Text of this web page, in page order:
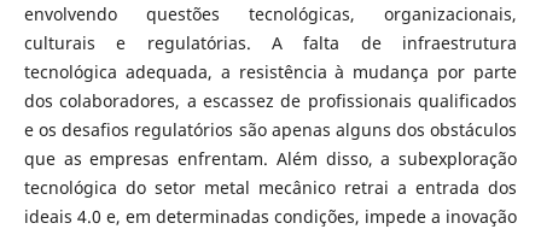
envolvendo questões tecnológicas, organizacionais,
culturais e regulatórias. A falta de infraestrutura
tecnológica adequada, a resistência à mudança por parte
dos colaboradores, a escassez de profissionais qualificados
e os desafios regulatórios são apenas alguns dos obstáculos
que as empresas enfrentam. Além disso, a subexploração
tecnológica do setor metal mecânico retrai a entrada dos
ideais 4.0 e, em determinadas condições, impede a inovação